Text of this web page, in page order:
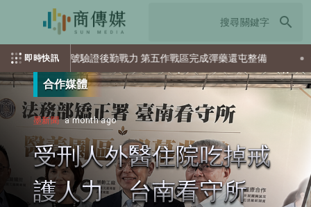
search
即時快訊
第五作戰區完成彈藥還屯整備 美國空軍大學出版社新書剖析
合作媒體
墨新聞 a month ago
受刑人外醫住院吃掉戒
護人力 台南看守所